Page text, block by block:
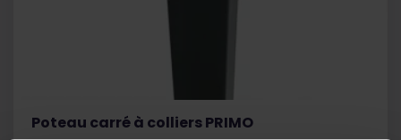
Poteau carré à colliers PRIMO